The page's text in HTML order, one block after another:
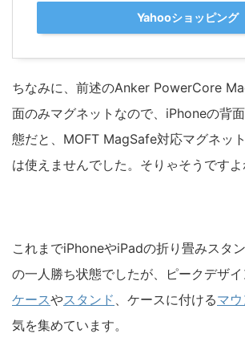
Yahooショッピング
ちなみに、前述のAnker PowerCore
面のみマグネットなので、iPhoneの背
態だと、MOFT MagSafe対応マグネッ
は使えませんでした。そりゃそうですよ
これまでiPhoneやiPadの折り畳みスタ
の一人勝ち状態でしたが、ピークデザイ
ケースやスタンド 、ケースに付けるマウ
気を集めています。